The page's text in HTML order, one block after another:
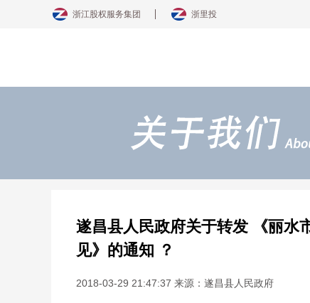
浙江股权服务集团 浙里投
遂昌县人民政府关于转发 《丽水
见》的通知 ？
2018-03-29 21:47:37 来源：遂昌县人民政府